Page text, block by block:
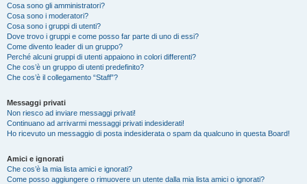
Cosa sono gli amministratori?
Cosa sono i moderatori?
Cosa sono i gruppi di utenti?
Dove trovo i gruppi e come posso far parte di uno di essi?
Come divento leader di un gruppo?
Perché alcuni gruppi di utenti appaiono in colori differenti?
Che cos’è un gruppo di utenti predefinito?
Che cos’è il collegamento “Staff”?
Messaggi privati
Non riesco ad inviare messaggi privati!
Continuano ad arrivarmi messaggi privati indesiderati!
Ho ricevuto un messaggio di posta indesiderata o spam da qualcuno in questa Board!
Amici e ignorati
Che cos’è la mia lista amici e ignorati?
Come posso aggiungere o rimuovere un utente dalla mia lista amici o ignorati?